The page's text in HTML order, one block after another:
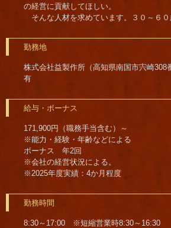
の経営に貢献してほしい。
そんな人材を求めています。３０～６０
勤務地
株式会社益製作所（高知県南国市宍崎
有
給与・ボーナス
171,900円（職務手当含む）～
※能力・経験・年齢などによる
ボーナス 年2回
※会社の経営状況による。
※2025年度実績：4か月程度
勤務時間
8:30～17:00 ※短縮営業時8:30～16:30